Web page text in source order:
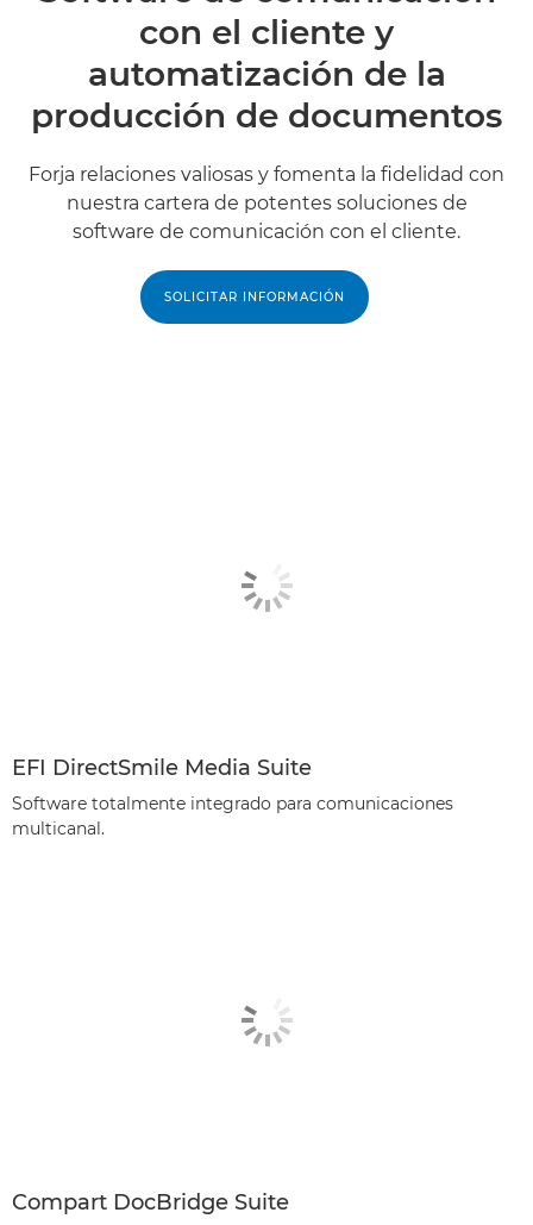
con el cliente y
automatización de la
producción de documentos
Forja relaciones valiosas y fomenta la fidelidad con
nuestra cartera de potentes soluciones de
software de comunicación con el cliente.
SOLICITAR INFORMACIÓN
EFI DirectSmile Media Suite
Software totalmente integrado para comunicaciones
multicanal.
Compart DocBridge Suite